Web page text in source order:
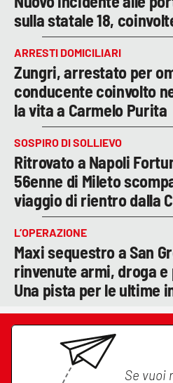
sulla statale 18,
ARRESTI DOMICILIARI
Zungri, arrestato per
conducente coinvolto
la vita a Carmelo Purita
SOSPIRO DI SOLLIEVO
Ritrovato a Napoli
56enne di Mileto
viaggio di rientro dalla
L’OPERAZIONE
Maxi sequestro a San
rinvenute armi, droga
Una pista per le ultime
Se vuoi